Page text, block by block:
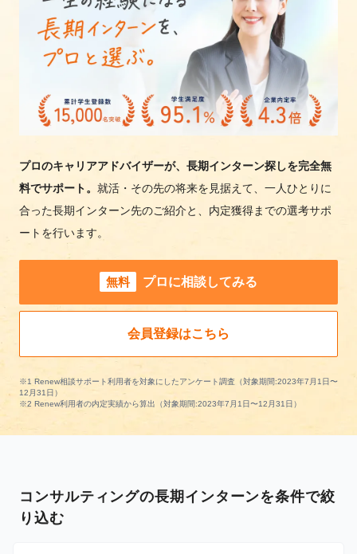
プロのキャリアアドバイザーが、長期インターン探しを完全無
料でサポート。 就活・その先の将来を見据えて、一人ひとりに
合った長期インターン先のご紹介と、内定獲得までの選考サポ
ートを行います。
無料 プロに相談してみる
会員登録はこちら
※1 Renew相談サポート利用者を対象にしたアンケート調査（対象期間:2023年7月1日〜
12月31日）
※2 Renew利用者の内定実績から算出（対象期間:2023年7月1日〜12月31日）
コンサルティングの長期インターンを条件で絞
り込む